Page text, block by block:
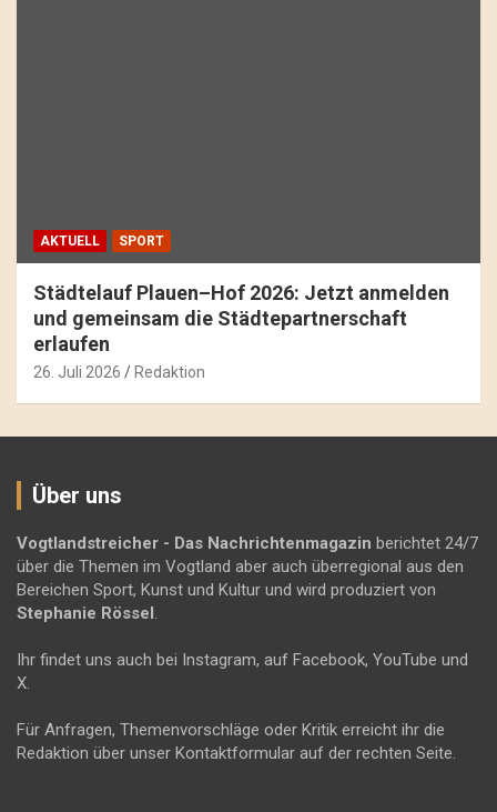
AKTUELL SPORT
Städtelauf Plauen–Hof 2026: Jetzt anmelden
und gemeinsam die Städtepartnerschaft
erlaufen
26. Juli 2026 Redaktion
Über uns
Vogtlandstreicher - Das Nachrichtenmagazin berichtet 24/7
über die Themen im Vogtland aber auch überregional aus den
Bereichen Sport, Kunst und Kultur und wird produziert von
Stephanie Rössel .
Ihr findet uns auch bei Instagram, auf Facebook, YouTube und
X.
Für Anfragen, Themenvorschläge oder Kritik erreicht ihr die
Redaktion über unser Kontaktformular auf der rechten Seite.